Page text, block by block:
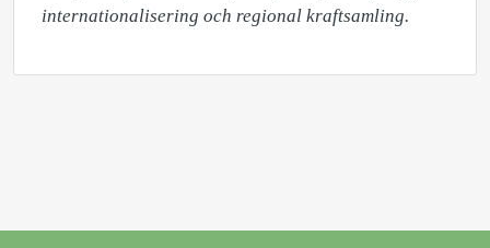
internationalisering och regional kraftsamling.